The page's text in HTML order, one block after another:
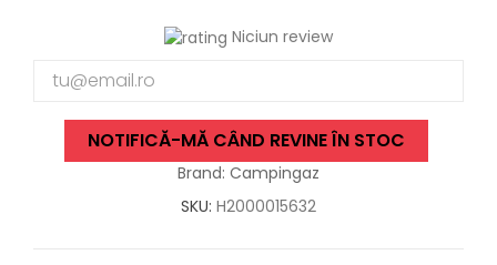
Niciun review
NOTIFICĂ-MĂ CÂND REVINE ÎN STOC
Brand: Campingaz
SKU: H2000015632